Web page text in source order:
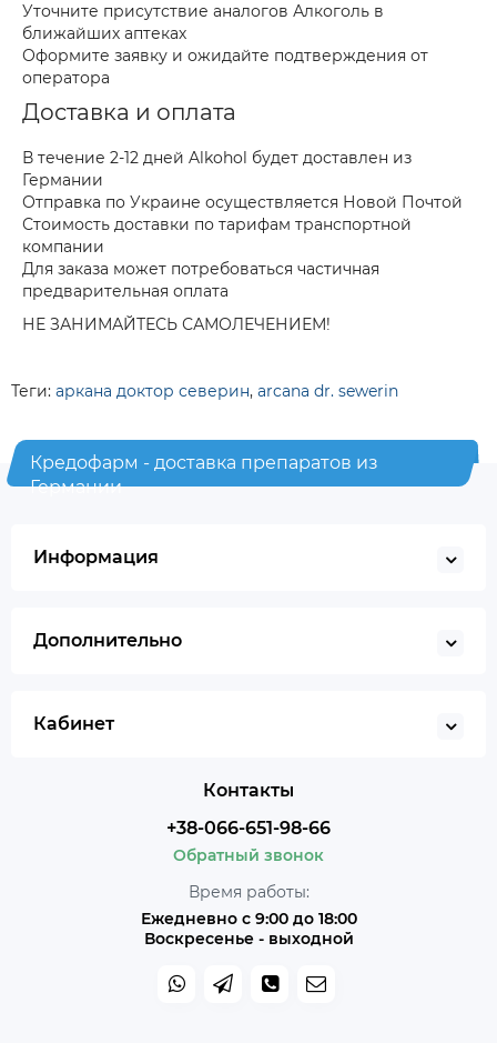
Уточните присутствие аналогов Алкоголь в
ближайших аптеках
Оформите заявку и ожидайте подтверждения от
оператора
Доставка и оплата
В течение 2-12 дней Alkohol будет доставлен из
Германии
Отправка по Украине осуществляется Новой Почтой
Стоимость доставки по тарифам транспортной
компании
Для заказа может потребоваться частичная
предварительная оплата
НЕ ЗАНИМАЙТЕСЬ САМОЛЕЧЕНИЕМ!
Теги: аркана доктор северин, arcana dr. sewerin
Кредофарм - доставка препаратов из
Германии
Информация
Дополнительно
Кабинет
Контакты
+38-066-651-98-66
Обратный звонок
Время работы:
Ежедневно с 9:00 до 18:00
Воскресенье - выходной